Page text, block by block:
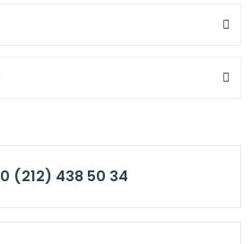
0 (212) 438 50 34